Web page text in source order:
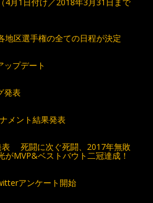
地区選手権の全ての日程が決定
ップデート
発表
メント結果発表
表 死闘に次ぐ死闘、2017年無敗
がMVP&ベストバウト二冠達成！
アンケート開始